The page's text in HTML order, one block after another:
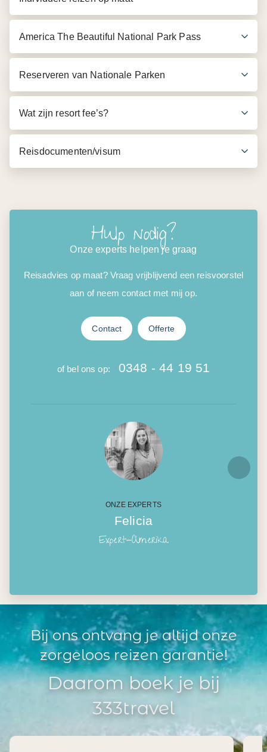
America The Beautiful National Park Pass
Reserveren van Nationale Parken
Wat zijn resort fee’s?
Reisdocumenten/visum
Hulp nodig?
Onze experts helpen je graag
Reisadvies op maat? Vraag vrijblijvend een reisvoorstel
aan of neem contact met mij op.
Contact Offerte
of bel ons op: 0348 - 44 19 51
ONZE EXPERTS
Felicia
Expert-Amerika
Bij ons ontvang je altijd onze
zorgeloos reizen garantie!
Daarom boek je bij
333travel